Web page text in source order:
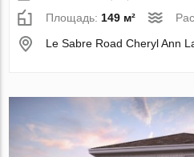
Площадь: 149 м²
Le Sabre Road Cheryl Ann